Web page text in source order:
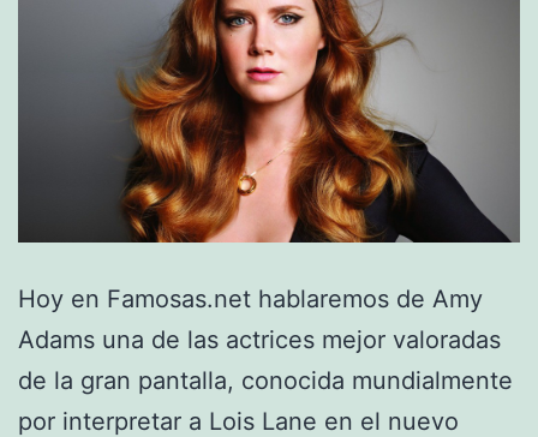
Hoy en Famosas.net hablaremos de Amy
Adams una de las actrices mejor valoradas
de la gran pantalla, conocida mundialmente
por interpretar a Lois Lane en el nuevo